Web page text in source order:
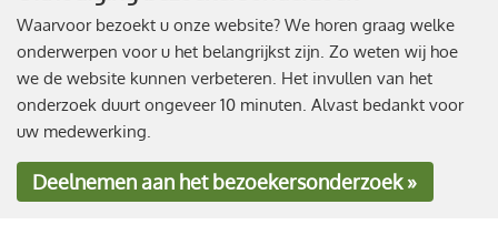
Waarvoor bezoekt u onze website? We horen graag welke
onderwerpen voor u het belangrijkst zijn. Zo weten wij hoe
we de website kunnen verbeteren. Het invullen van het
onderzoek duurt ongeveer 10 minuten. Alvast bedankt voor
uw medewerking.
Deelnemenaan het bezoekersonderzoek »